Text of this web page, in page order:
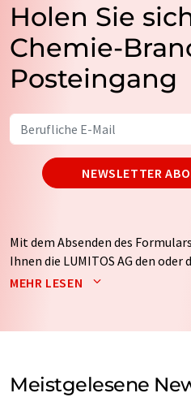
Holen Sie
Chemie-
Posteingang
NEWSLETTER
Mit dem Absenden des
Ihnen die LUMITOS AG den
Newsletter per E-Mail zusendet.
auf Basis unserer
Meinungsforschung per E-Mail
Einwilligung können Sie
MEHR LESEN
Meistgelesene